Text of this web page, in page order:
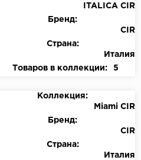
ITALICA CIR
Бренд:
CIR
Страна:
Италия
Товаров в коллекции:
5
Коллекция:
Miami CIR
Бренд:
CIR
Страна:
Италия